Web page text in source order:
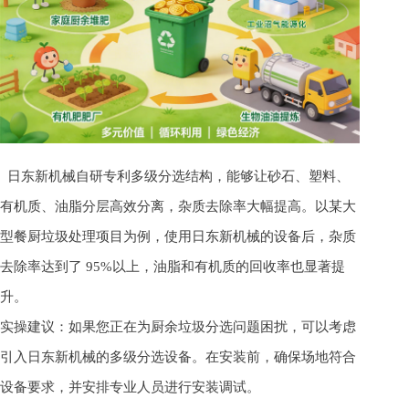
日东新机械自研专利多级分选结构，能够让砂石、塑料、
有机质、油脂分层高效分离，杂质去除率大幅提高。以某大
型餐厨垃圾处理项目为例，使用日东新机械的设备后，杂质
去除率达到了 95%以上，油脂和有机质的回收率也显著提
升。
实操建议：如果您正在为厨余垃圾分选问题困扰，可以考虑
引入日东新机械的多级分选设备。在安装前，确保场地符合
设备要求，并安排专业人员进行安装调试。